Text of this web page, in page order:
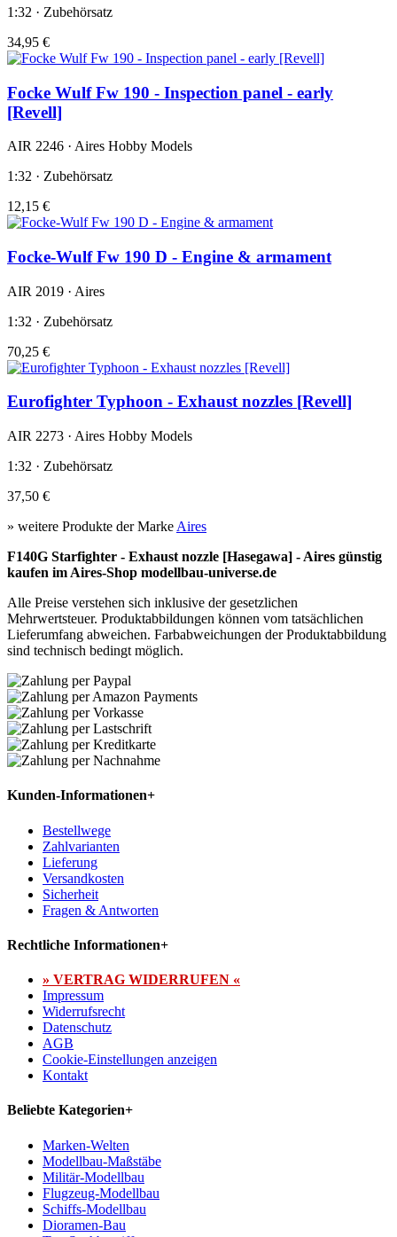
1:32 · Zubehörsatz
34,95 €
Focke Wulf Fw 190 - Inspection panel - early
[Revell]
AIR 2246 · Aires Hobby Models
1:32 · Zubehörsatz
12,15 €
Focke-Wulf Fw 190 D - Engine & armament
AIR 2019 · Aires
1:32 · Zubehörsatz
70,25 €
Eurofighter Typhoon - Exhaust nozzles [Revell]
AIR 2273 · Aires Hobby Models
1:32 · Zubehörsatz
37,50 €
» weitere Produkte der Marke Aires
F140G Starfighter - Exhaust nozzle [Hasegawa] - Aires günstig
kaufen im Aires-Shop modellbau-universe.de
Alle Preise verstehen sich inklusive der gesetzlichen
Mehrwertsteuer. Produktabbildungen können vom tatsächlichen
Lieferumfang abweichen. Farbabweichungen der Produktabbildung
sind technisch bedingt möglich.
Kunden-Informationen+
Bestellwege
Zahlvarianten
Lieferung
Versandkosten
Sicherheit
Fragen & Antworten
Rechtliche Informationen+
» VERTRAG WIDERRUFEN «
Impressum
Widerrufsrecht
Datenschutz
AGB
Cookie-Einstellungen anzeigen
Kontakt
Beliebte Kategorien+
Marken-Welten
Modellbau-Maßstäbe
Militär-Modellbau
Flugzeug-Modellbau
Schiffs-Modellbau
Dioramen-Bau